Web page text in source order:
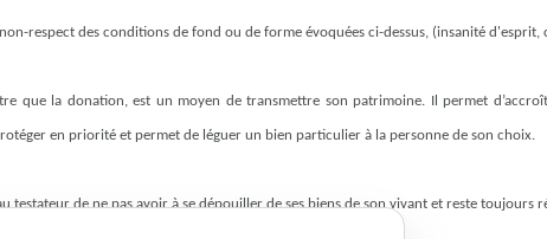
respect des conditions de fond ou de forme évoquées ci-dessus, (insanité d'esprit,
que la donation, est un moyen de transmettre son patrimoine. Il permet
en priorité et permet de léguer un bien particulier à la personne de son choix.
testateur de ne pas avoir à se dépouiller de ses biens de son vivant et reste toujours